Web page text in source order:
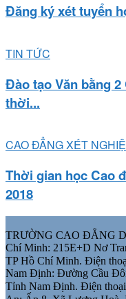
Đăng ký xét tuyển
TIN TỨC
Đào tạo Văn bằng
thời...
CAO ĐẲNG XÉT
Thời gian học Cao
2018
TRƯỜNG CAO ĐẲNG
Chí Minh: 215E+D Nơ
TP Hồ Chí Minh. Điện
Nam Định: Đường Cầu
Tỉnh Nam Định. Điện